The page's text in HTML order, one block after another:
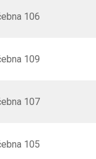
106
109
107
105